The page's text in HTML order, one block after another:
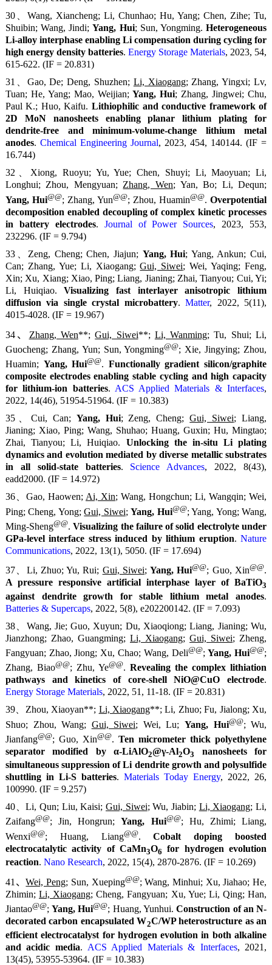
30、Wang, Xiancheng; Li, Chunhao; Hu, Yang; Chen, Zihe; Tu,
Shuibin; Wang, Jindi;Yang, Hui; Sun, Yongming.Heterogeneous
Li-alloy interphase enabling Li compensation during cycling for
high energy density batteries. Energy Storage Materials, 2023, 54,
615-622. (IF = 20.831)
31、Gao, De; Deng, Shuzhen; Li, Xiaogang; Zhang, Yingxi; Lv,
Tuan; He, Yang; Mao, Weijian;Yang, Hui; Zhang, Jingwei; Chu,
Paul K.; Huo, Kaifu. Lithiophilic and conductive framework of
2D MoN nanosheets enabling planar lithium plating for
dendrite-free and minimum-volume-change lithium metal
anodes. Chemical Engineering Journal, 2023, 454, 140144. (IF =
16.744)
32、Xiong, Ruoyu; Yu, Yue; Chen, Shuyi; Li, Maoyuan; Li,
Longhui; Zhou, Mengyuan;Zhang, Wen; Yan, Bo; Li, Dequn;
Yang, Hui@@; Zhang, Yun@@; Zhou, Huamin@@.Overpotential
decomposition enabled decoupling of complex kinetic processes
in battery electrodes. Journal of Power Sources, 2023, 553,
232296. (IF = 9.794)
33、Zeng, Cheng; Chen, Jiajun; Yang, Hui; Yang, Ankun; Cui,
Can; Zhang, Yue; Li, Xiaogang;Gui, Siwei; Wei, Yaqing; Feng,
Xin; Xu, Xiang; Xiao, Ping; Liang, Jianing; Zhai, Tianyou; Cui, Yi;
Li, Huiqiao.Visualizing fast interlayer anisotropic lithium
diffusion via single crystal microbattery.Matter, 2022, 5(11),
4015-4028. (IF = 19.967)
34、 Zhang, Wen**;Gui, Siwei**; Li, Wanming; Tu, Shui; Li,
Guocheng; Zhang, Yun; Sun, Yongming@@; Xie, Jingying; Zhou,
Huamin; Yang, Hui@@. Functionally gradient silicon/graphite
composite electrodes enabling stable cycling and high capacity
for lithium-ion batteries. ACS Applied Materials & Interfaces,
2022, 14(46), 51954-51964. (IF = 10.383)
35、Cui, Can; Yang, Hui; Zeng, Cheng;Gui, Siwei; Liang,
Jianing; Xiao, Ping; Wang, Shuhao; Huang, Guxin; Hu, Mingtao;
Zhai, Tianyou; Li, Huiqiao. Unlocking the in-situ Li plating
dynamics and evolution mediated by diverse metallic substrates
in all solid-state batteries. Science Advances, 2022, 8(43),
eadd2000. (IF = 14.972)
36、Gao, Haowen; Ai, Xin; Wang, Hongchun; Li, Wangqin; Wei,
Ping; Cheng, Yong;Gui, Siwei;Yang, Hui@@; Yang, Yong; Wang,
Ming-Sheng@@.Visualizing the failure of solid electrolyte under
GPa-level interface stress induced by lithium eruption.Nature
Communications, 2022, 13(1), 5050. (IF = 17.694)
37、Li, Zhuo; Yu, Rui; Gui, Siwei;Yang, Hui@@; Guo, Xin@@.
A pressure responsive artificial interphase layer of BaTiO3
against dendrite growth for stable lithium metal anodes.
Batteries & Supercaps, 2022, 5(8), e202200142. (IF = 7.093)
38、Wang, Jie; Guo, Xuyun; Du, Xiaoqiong; Liang, Jianing; Wu,
Jianzhong; Zhao, Guangming; Li, Xiaogang;Gui, Siwei; Zheng,
Fangyuan; Zhao, Jiong; Xu, Chao; Wang, Deli@@;Yang, Hui@@;
Zhang, Biao@@; Zhu, Ye@@.Revealing the complex lithiation
pathways and kinetics of core-shell NiO@CuO electrode.
Energy Storage Materials, 2022, 51, 11-18. (IF = 20.831)
39、Zhou, Xiaoyan**; Li, Xiaogang**; Li, Zhuo; Fu, Jialong; Xu,
Shuo; Zhou, Wang; Gui, Siwei; Wei, Lu; Yang, Hui@@; Wu,
Jianfang@@; Guo, Xin@@. Ten micrometer thick polyethylene
separator modified by α-LiAlO2@γ-Al2O3
nanosheets for
simultaneous suppression of Li dendrite growth and polysulfide
shuttling in Li-S batteries. Materials Today Energy, 2022, 26,
100990. (IF = 9.257)
40、Li, Qun; Liu, Kaisi; Gui, Siwei; Wu, Jiabin; Li, Xiaogang; Li,
Zaifang@@; Jin, Hongrun;Yang, Hui@@; Hu, Zhimi; Liang,
Wenxi@@; Huang, Liang@@.Cobalt doping boosted
electrocatalytic activity of CaMn3O6 for hydrogen evolution
reaction. Nano Research, 2022, 15(4), 2870-2876. (IF = 10.269)
41、Wei, Peng; Sun, Xueping@@; Wang, Minhui; Xu, Jiahao; He,
Zhimin;Li, Xiaogang; Cheng, Fangyuan; Xu, Yue; Li, Qing; Han,
Jiantao@@;Yang, Hui@@; Huang, Yunhui.Construction of an N-
decorated carbon encapsulated W2C/WP heterostructure as an
efficient electrocatalyst for hydrogen evolution in both alkaline
and acidic media. ACS Applied Materials & Interfaces, 2021,
13(45), 53955-53964. (IF = 10.383)